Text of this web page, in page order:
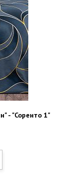
- "Соренто 1"